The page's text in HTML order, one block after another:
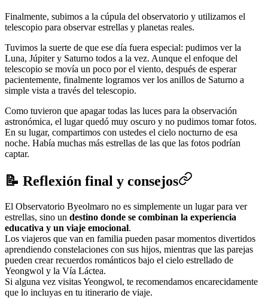
Finalmente, subimos a la cúpula del observatorio y utilizamos el
telescopio para observar estrellas y planetas reales.
Tuvimos la suerte de que ese día fuera especial: pudimos ver la
Luna, Júpiter y Saturno todos a la vez. Aunque el enfoque del
telescopio se movía un poco por el viento, después de esperar
pacientemente, finalmente logramos ver los anillos de Saturno a
simple vista a través del telescopio.
Como tuvieron que apagar todas las luces para la observación
astronómica, el lugar quedó muy oscuro y no pudimos tomar fotos.
En su lugar, compartimos con ustedes el cielo nocturno de esa
noche. Había muchas más estrellas de las que las fotos podrían
captar.
📝 Reflexión final y consejos
El Observatorio Byeolmaro no es simplemente un lugar para ver
estrellas, sino un destino donde se combinan la experiencia
educativa y un viaje emocional.
Los viajeros que van en familia pueden pasar momentos divertidos
aprendiendo constelaciones con sus hijos, mientras que las parejas
pueden crear recuerdos románticos bajo el cielo estrellado de
Yeongwol y la Vía Láctea.
Si alguna vez visitas Yeongwol, te recomendamos encarecidamente
que lo incluyas en tu itinerario de viaje.